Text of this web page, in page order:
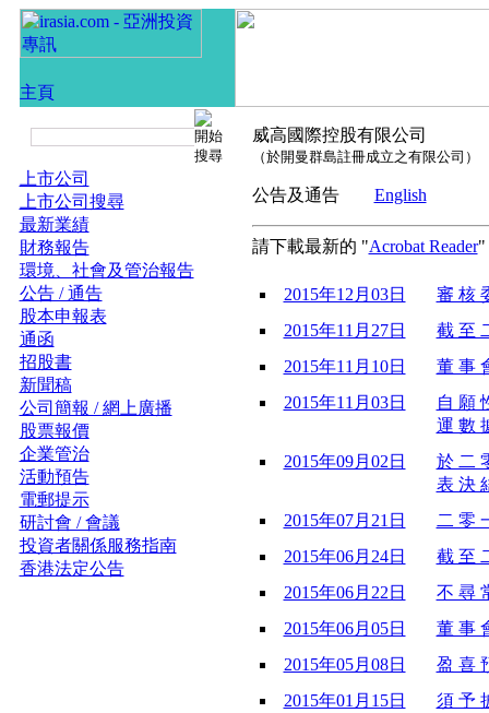
上市公司
上市公司搜尋
最新業績
財務報告
環境、社會及管治報告
公告 / 通告
股本申報表
通函
招股書
新聞稿
公司簡報 / 網上廣播
股票報價
企業管治
活動預告
電郵提示
研討會 / 會議
投資者關係服務指南
香港法定公告
威高國際控股有限公司
（於開曼群島註冊成立之有限公司）
公告及通告 English
請下載最新的 "Acrobat Reader"
2015年12月03日
審 核
2015年11月27日
截 至
2015年11月10日
董 事
2015年11月03日
自 願
運 數
2015年09月02日
於 二
表 決
2015年07月21日
二 零
2015年06月24日
截 至
2015年06月22日
不 尋
2015年06月05日
董 事
2015年05月08日
盈 喜
2015年01月15日
須 予